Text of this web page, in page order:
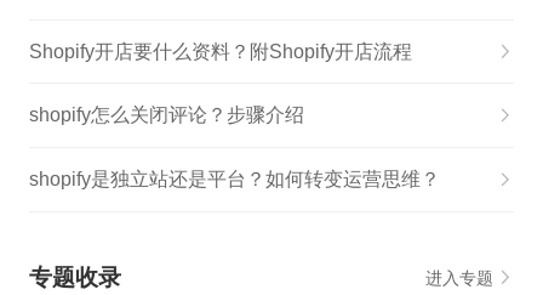
Shopify开店要什么资料？附Shopify开店流程
shopify怎么关闭评论？步骤介绍
shopify是独立站还是平台？如何转变运营思维？
专题收录 进入专题